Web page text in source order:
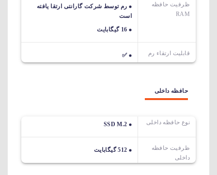
ظرفیت حافظه
RAM
رم توسط شرکت گارانتی ارتقا یافته
است
16 گیگابایت
قابلیت ارتقاء رم ✅
حافظه داخلی
نوع حافظه داخلی SSD M.2
ظرفیت حافظه
داخلی
512 گیگابایت